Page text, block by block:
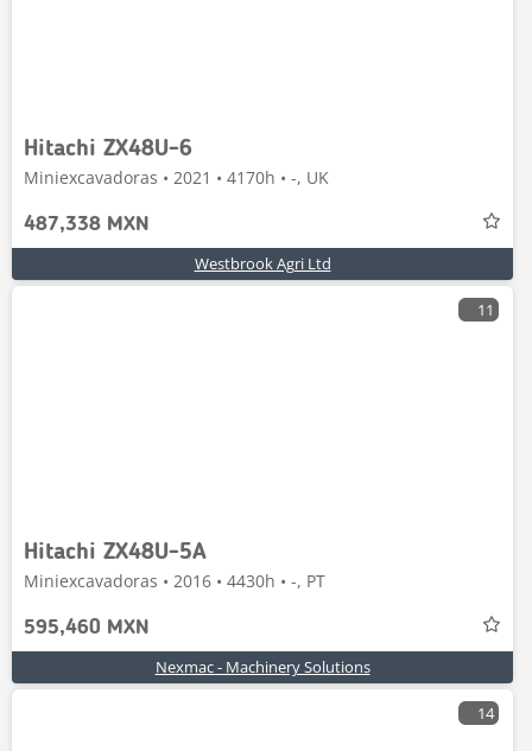
Hitachi ZX48U-6
Miniexcavadoras • 2021 • 4170h • -, UK
487,338 MXN
Westbrook Agri Ltd
11
Hitachi ZX48U-5A
Miniexcavadoras • 2016 • 4430h • -, PT
595,460 MXN
Nexmac - Machinery Solutions
14